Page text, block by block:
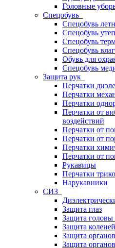
Головные
Спецобувь
Спецобувь
Спецобувь
Спецобувь
Спецобувь
Обувь для
Спецобувь
Защита рук
Перчатки
Перчатки
Перчатки
Перчатки от
воздействий
Перчатки от
Перчатки от
Перчатки
Перчатки от
Рукавицы
Перчатки
Нарукавники
СИЗ
Защита глаз
Защита головы
Защита коленей
Защита
Защита